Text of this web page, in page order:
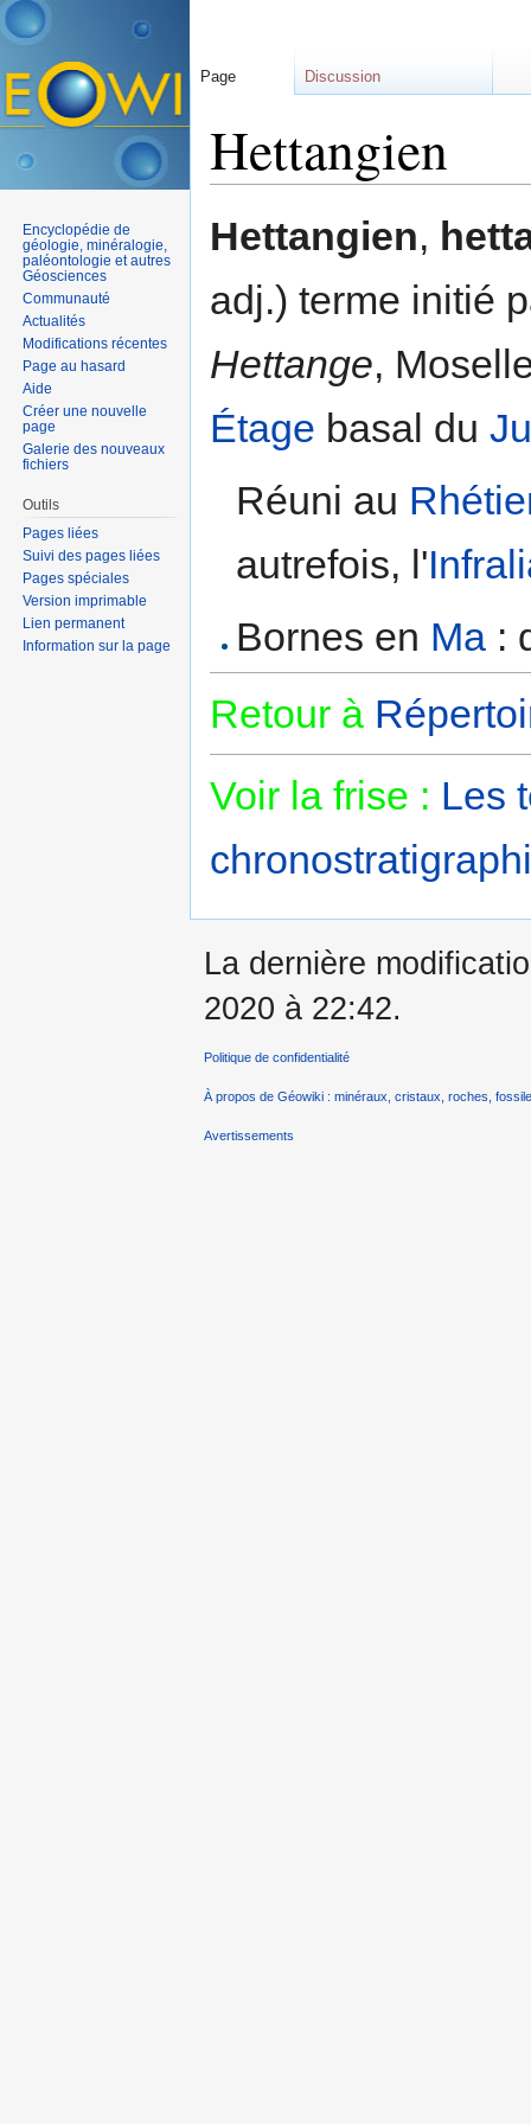
Hettangien
Hettangien,
adj.) terme initié
Hettange,
Étage basal du
Réuni au
autrefois, l'
Bornes en Ma :
Retour à
Voir la frise : Les
Page Discussion
Encyclopédie de
géologie, minéralogie,
paléontologie et autres
Géosciences
Communauté
Actualités
Modifications récentes
Page au hasard
Aide
Créer une nouvelle
page
Galerie des nouveaux
fichiers
Outils
Pages liées
Suivi des pages liées
Pages spéciales
Version imprimable
Lien permanent
Information sur la page
La dernière
2020 à 22:42.
Politique de confidentialité
À propos de Géowiki : minéraux, cristaux, roches,
Avertissements